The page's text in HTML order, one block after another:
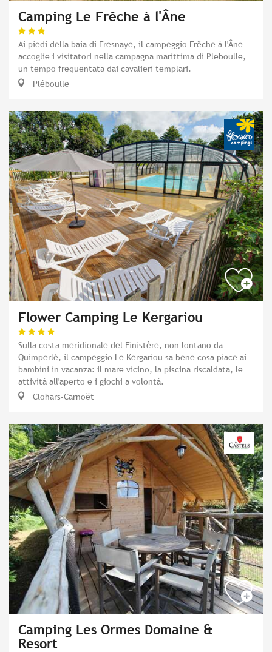
Camping Le Frêche à l'Âne
Ai piedi della baia di Fresnaye, il campeggio Frêche à l'Âne
accoglie i visitatori nella campagna marittima di Pleboulle,
un tempo frequentata dai cavalieri templari.
Pléboulle
Flower Camping Le Kergariou
Sulla costa meridionale del Finistère, non lontano da
Quimperlé, il campeggio Le Kergariou sa bene cosa piace ai
bambini in vacanza: il mare vicino, la piscina riscaldata, le
attività all'aperto e i giochi a volontà.
Clohars-Carnoët
Camping Les Ormes Domaine &
Resort